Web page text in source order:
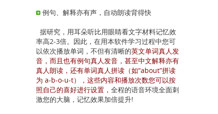
例句、解释亦有声，自动朗读背得快
据研究，用耳朵听比用眼睛看文字材料记忆效
率高2-3倍。因此，在用本软件学习过程中您可
以依次播放单词，不但有清晰的英文单词真人发
音，而且也有例句真人发音，甚至中文解释亦有
真人朗读，还有单词真人拼读（如“about”拼读
为 a-b-o-u-t），这些内容和播放次数您可以按
照自己的喜好进行设置， 全程的语音环境全面刺
激您的大脑，记忆效果加倍提升!